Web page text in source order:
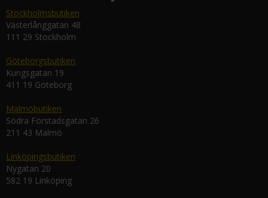
Stockholmsbutiken
Västerlånggatan 48
111 29 Stockholm
Göteborgsbutiken
Kungsgatan 19
411 19 Göteborg
Malmöbutiken
Södra Förstadsgatan 26
211 43 Malmö
Linköpingsbutiken
Nygatan 20
582 19 Linköping